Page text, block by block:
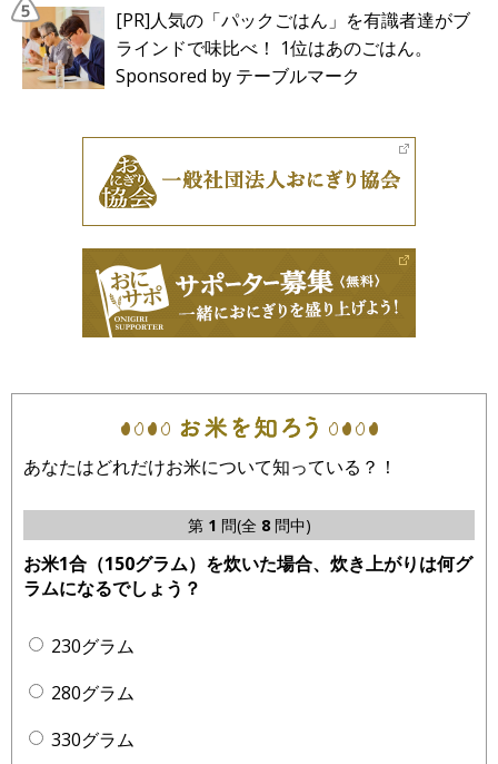
[PR]人気の「パックごはん」を有識者達がブ
ラインドで味比べ！ 1位はあのごはん。
Sponsored by テーブルマーク
あなたはどれだけお米について知っている？！
第 1 問(全 8問中)
お米1合（150グラム）を炊いた場合、炊き上がりは何グ
ラムになるでしょう？
230グラム
280グラム
330グラム